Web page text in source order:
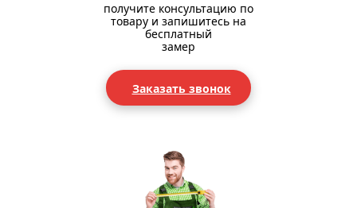
получите консультацию по
товару и запишитесь на
бесплатный
замер
Заказать звонок